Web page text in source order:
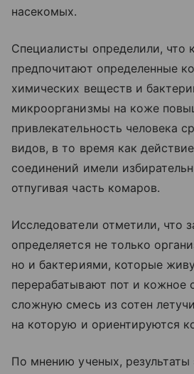
насекомых.
Специалисты определили, что
предпочитают определенные
химических веществ и
микроорганизмы на коже
привлекательность человека
видов, в то время как
соединений имели
отпугивая часть комаров.
Исследователи отметили, что
определяется не только
но и бактериями, которые
перерабатывают пот и кожное
сложную смесь из сотен
на которую и ориентируются
По мнению ученых, результаты